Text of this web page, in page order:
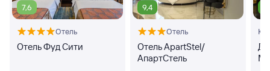
7,6
Отель
Отель Фуд Сити
9,4
Отель
Отель ApartStel/
АпартСтель